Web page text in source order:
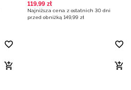
119,99 zł
Najniższa cena z ostatnich 30 dni
przed obniżką 149,99 zł